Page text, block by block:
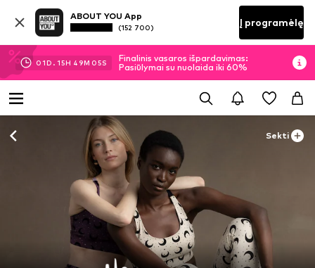
ABOUT YOU App
(152 700) Į programėlę
01D. 15H 49M 04S
Finalinis vasaros išpardavimas:
Pasiūlymai su nuolaida iki 60%
Sekti